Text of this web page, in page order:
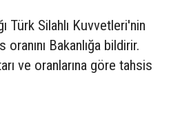
Türk Silahlı Kuvvetleri'nin
Bakanlığa bildirir.
ve oranlarına göre tahsis